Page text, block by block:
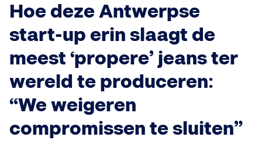
Hoe deze Antwerpse
start-up erin slaagt de
meest ‘propere’ jeans ter
wereld te produceren:
“We weigeren
compromissen te sluiten”